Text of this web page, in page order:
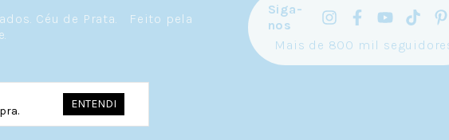
ENTENDI
Céu de Prata.
Feito pela
.
Siga-
nos
Mais de 800 mil